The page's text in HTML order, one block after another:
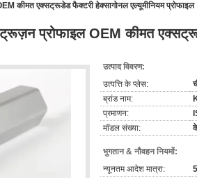
कीमत एक्सट्रूडेड फैक्टरी हेक्सागोनल एल्यूमीनियम प्रोफाइल
प्रोफाइल OEM कीमत
उत्पाद विवरण:
उत्पत्ति के प्लेस:
ब्रांड नाम:
प्रमाणन:
मॉडल संख्या:
भुगतान & नौवहन नियमों:
न्यूनतम आदेश मात्रा: